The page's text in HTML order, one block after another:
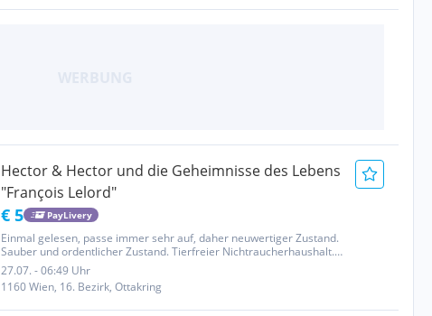
Hector & Hector und die Geheimnisse des Lebens
"François Lelord"
€ 5 PayLivery
Einmal gelesen, passe immer sehr auf, daher neuwertiger Zustand.
Sauber und ordentlicher Zustand. Tierfreier Nichtraucherhaushalt.
Privatverkauf, keine Garantie, Rücknahme oder Haftung möglich.
27.07. - 06:49 Uhr
1160 Wien, 16. Bezirk, Ottakring